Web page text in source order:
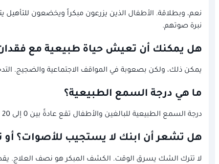
نعم، وبطلاقة. الأطفال الذين يزرعون مبكراً ويخضعون
نبرة صوتهم.
هل يمكنك أن تعيش حياة طبيعية مع
يمكن ذلك، ولكن بصعوبة في المواقف الاجتماعية والضجيج.
ما هي درجة السمع الطبيعية؟
درجة السمع الطبيعية للبالغين والأطفال تقع عادةً بين 0 إلى 20 ديسيبل. أي ضعف يتجاوز هذا الرقم قد يحتاج لتدخل، بدءاً من المسح السمعي لحديثي الولادة وصولاً للحلول الجراحية.
هل تشعر أن ابنك لا يستجيب للأصوات؟ أو
لا تترك الشك يسرق الوقت. الكشف المبكر هو نصف العلاج.